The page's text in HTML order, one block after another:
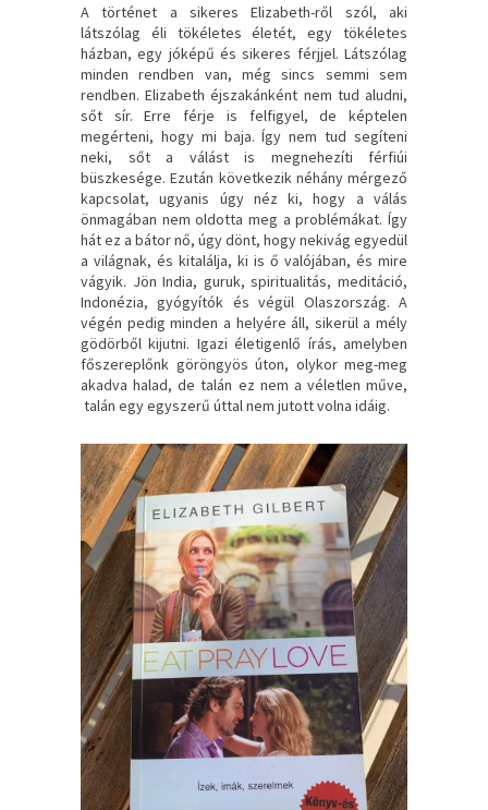
A történet a sikeres Elizabeth-ről szól, aki
látszólag éli tökéletes életét, egy tökéletes
házban, egy jóképű és sikeres férjjel. Látszólag
minden rendben van, még sincs semmi sem
rendben. Elizabeth éjszakánként nem tud aludni,
sőt sír. Erre férje is felfigyel, de képtelen
megérteni, hogy mi baja. Így nem tud segíteni
neki, sőt a válást is megnehezíti férfiúi
büszkesége. Ezután következik néhány mérgező
kapcsolat, ugyanis úgy néz ki, hogy a válás
önmagában nem oldotta meg a problémákat. Így
hát ez a bátor nő, úgy dönt, hogy nekivág egyedül
a világnak, és kitalálja, ki is ő valójában, és mire
vágyik. Jön India, guruk, spiritualitás, meditáció,
Indonézia, gyógyítók és végül Olaszország. A
végén pedig minden a helyére áll, sikerül a mély
gödörből kijutni. Igazi életigenlő írás, amelyben
főszereplőnk göröngyös úton, olykor meg-meg
akadva halad, de talán ez nem a véletlen műve,
talán egy egyszerű úttal nem jutott volna idáig.